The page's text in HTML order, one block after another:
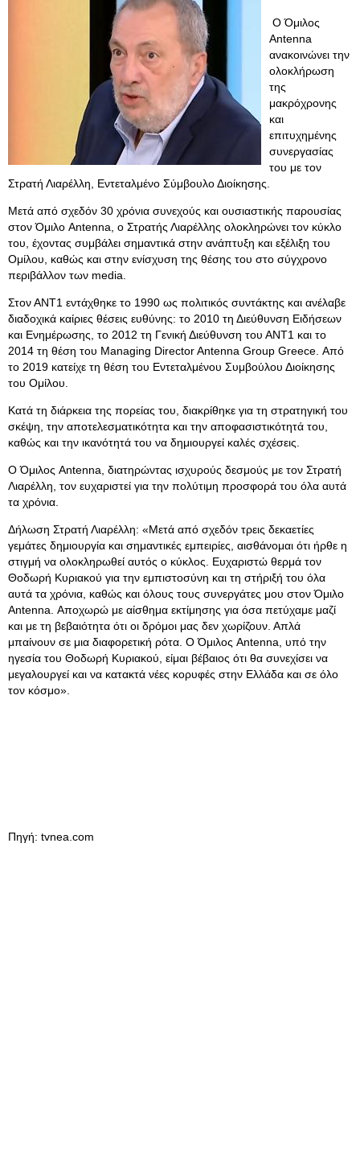
Ο Όμιλος
Antenna
ανακοινώνει την
ολοκλήρωση
της
μακρόχρονης
και
επιτυχημένης
συνεργασίας
του με τον
Στρατή Λιαρέλλη, Εντεταλμένο Σύμβουλο Διοίκησης.
Μετά από σχεδόν 30 χρόνια συνεχούς και ουσιαστικής παρουσίας
στον Όμιλο Antenna, ο Στρατής Λιαρέλλης ολοκληρώνει τον κύκλο
του, έχοντας συμβάλει σημαντικά στην ανάπτυξη και εξέλιξη του
Ομίλου, καθώς και στην ενίσχυση της θέσης του στο σύγχρονο
περιβάλλον των media.
Στον ΑΝΤ1 εντάχθηκε το 1990 ως πολιτικός συντάκτης και ανέλαβε
διαδοχικά καίριες θέσεις ευθύνης: το 2010 τη Διεύθυνση Ειδήσεων
και Ενημέρωσης, το 2012 τη Γενική Διεύθυνση του ΑΝΤ1 και το
2014 τη θέση του Managing Director Antenna Group Greece. Από
το 2019 κατείχε τη θέση του Εντεταλμένου Συμβούλου Διοίκησης
του Ομίλου.
Κατά τη διάρκεια της πορείας του, διακρίθηκε για τη στρατηγική του
σκέψη, την αποτελεσματικότητα και την αποφασιστικότητά του,
καθώς και την ικανότητά του να δημιουργεί καλές σχέσεις.
Ο Όμιλος Antenna, διατηρώντας ισχυρούς δεσμούς με τον Στρατή
Λιαρέλλη, τον ευχαριστεί για την πολύτιμη προσφορά του όλα αυτά
τα χρόνια.
Δήλωση Στρατή Λιαρέλλη: «Μετά από σχεδόν τρεις δεκαετίες
γεμάτες δημιουργία και σημαντικές εμπειρίες, αισθάνομαι ότι ήρθε η
στιγμή να ολοκληρωθεί αυτός ο κύκλος. Ευχαριστώ θερμά τον
Θοδωρή Κυριακού για την εμπιστοσύνη και τη στήριξή του όλα
αυτά τα χρόνια, καθώς και όλους τους συνεργάτες μου στον Όμιλο
Antenna. Αποχωρώ με αίσθημα εκτίμησης για όσα πετύχαμε μαζί
και με τη βεβαιότητα ότι οι δρόμοι μας δεν χωρίζουν. Απλά
μπαίνουν σε μια διαφορετική ρότα. Ο Όμιλος Antenna, υπό την
ηγεσία του Θοδωρή Κυριακού, είμαι βέβαιος ότι θα συνεχίσει να
μεγαλουργεί και να κατακτά νέες κορυφές στην Ελλάδα και σε όλο
τον κόσμο».
Πηγή: tvnea.com